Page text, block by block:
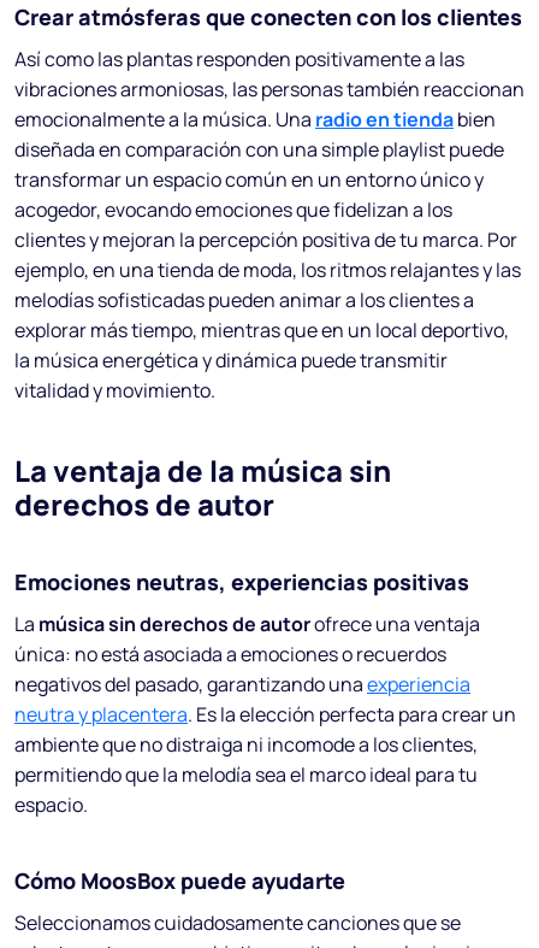
Crear atmósferas que conecten con los clientes
Así como las plantas responden positivamente a las
vibraciones armoniosas, las personas también reaccionan
emocionalmente a la música. Una radio en tiendabien
diseñada en comparación con una simple playlist puede
transformar un espacio común en un entorno único y
acogedor, evocando emociones que fidelizan a los
clientes y mejoran la percepción positiva de tu marca. Por
ejemplo, en una tienda de moda, los ritmos relajantes y las
melodías sofisticadas pueden animar a los clientes a
explorar más tiempo, mientras que en un local deportivo,
la música energética y dinámica puede transmitir
vitalidad y movimiento.
La ventaja de la música sin
derechos de autor
Emociones neutras, experiencias positivas
La música sin derechos de autorofrece una ventaja
única: no está asociada a emociones o recuerdos
negativos del pasado, garantizando unaexperiencia
neutra y placentera. Es la elección perfecta para crear un
ambiente que no distraiga ni incomode a los clientes,
permitiendo que la melodía sea el marco ideal para tu
espacio.
Cómo MoosBox puede ayudarte
Seleccionamos cuidadosamente canciones que se